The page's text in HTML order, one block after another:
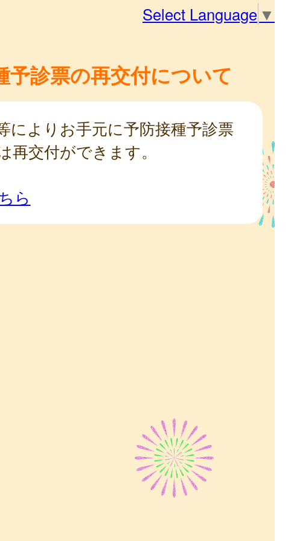
Select Language ▼
予診票の再交付について
によりお手元に予防接種予診票
再交付ができます。
ら